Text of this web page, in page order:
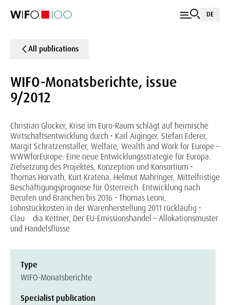
DE
All publications
WIFO-Monatsberichte, issue
9/2012
Christian Glocker, Krise im Euro-Raum schlägt auf heimische
Wirtschaftsentwicklung durch • Karl Aiginger, Stefan Ederer,
Margit Schratzenstaller, Welfare, Wealth and Work for Europe –
WWWforEurope: Eine neue Entwicklungsstrategie für Europa.
Zielsetzung des Projektes, Konzeption und Konsortium •
Thomas Horvath, Kurt Kratena, Helmut Mahringer, Mittelfristige
Beschäftigungsprognose für Österreich. Entwicklung nach
Berufen und Branchen bis 2016 • Thomas Leoni,
Lohnstückkosten in der Warenherstellung 2011 rückläufig •
Clau dia Kettner, Der EU-Emissionshandel – Allokationsmuster
und Handelsflüsse
Type
WIFO-Monatsberichte
Specialist publication